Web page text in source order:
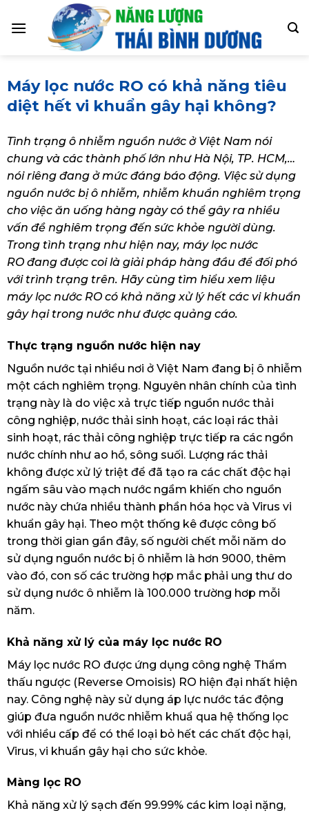
Máy lọc nước RO có khả năng tiêu
diệt hết vi khuẩn gây hại không?
Tình trạng ô nhiễm nguồn nước ở Việt Nam nói
chung và các thành phố lớn như Hà Nội, TP. HCM,…
nói riêng đang ở mức đáng báo động. Việc sử dụng
nguồn nước bị ô nhiễm, nhiễm khuẩn nghiêm trọng
cho việc ăn uống hàng ngày có thể gây ra nhiều
vấn đề nghiêm trọng đến sức khỏe người dùng.
Trong tình trạng như hiện nay, máy lọc nước
RO đang được coi là giải pháp hàng đầu để đối phó
với trình trạng trên. Hãy cùng tìm hiểu xem liệu
máy lọc nước RO có khả năng xử lý hết các vi khuẩn
gây hại trong nước như được quảng cáo.
Thực trạng nguồn nước hiện nay
Nguồn nước tại nhiều nơi ở Việt Nam đang bị ô nhiễm
một cách nghiêm trọng. Nguyên nhân chính của tình
trạng này là do việc xả trực tiếp nguồn nước thải
công nghiệp, nước thải sinh hoạt, các loại rác thải
sinh hoạt, rác thải công nghiệp trực tiếp ra các ngồn
nước chính như ao hồ, sông suối. Lượng rác thải
không được xử lý triệt để đã tạo ra các chất độc hại
ngấm sâu vào mạch nước ngầm khiến cho nguồn
nước này chứa nhiều thành phần hóa học và Virus vi
khuẩn gây hại. Theo một thống kê được công bố
trong thời gian gần đây, số người chết mỗi năm do
sử dụng nguồn nước bị ô nhiễm là hơn 9000, thêm
vào đó, con số các trường hợp mắc phải ung thư do
sử dụng nước ô nhiễm là 100.000 trường hơp mỗi
năm.
Khả năng xử lý của máy lọc nước RO
Máy lọc nước RO được ứng dụng công nghệ Thẩm
thấu ngược (Reverse Omoisis) RO hiện đại nhất hiện
nay. Công nghệ này sử dụng áp lực nước tác động
giúp đưa nguồn nước nhiễm khuẩ qua hệ thống lọc
với nhiều cấp để có thể loại bỏ hết các chất độc hại,
Virus, vi khuẩn gây hại cho sức khỏe.
Màng lọc RO
Khả năng xử lý sạch đến 99.99% các kim loại nặng,